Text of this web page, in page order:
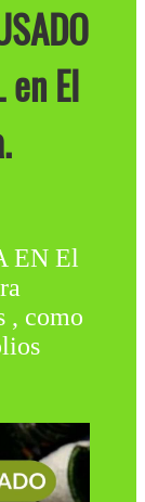
en El
EN El
, como